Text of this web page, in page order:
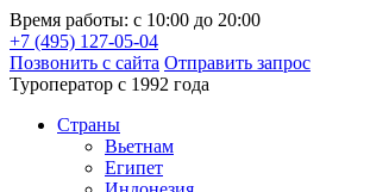
Время работы: с 10:00 до 20:00
+7 (495) 127-05-04
Позвонить с сайта Отправить запрос
Туроператор с 1992 года
Cтраны
Вьетнам
Египет